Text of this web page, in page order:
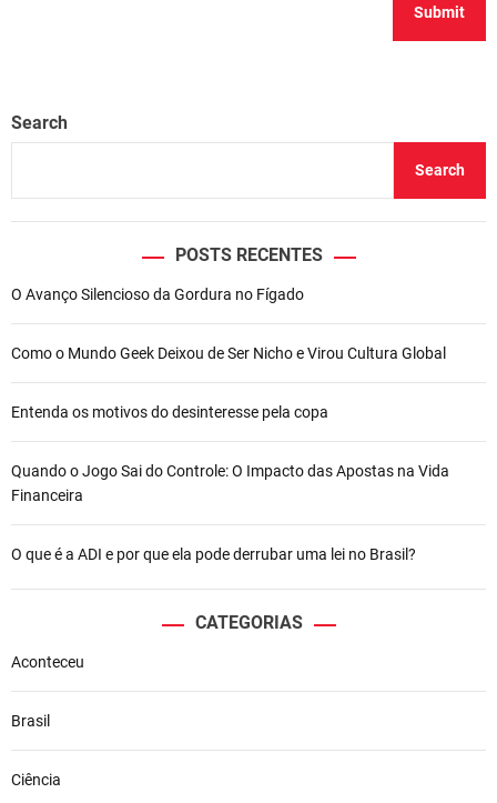
Search
Search
POSTS RECENTES
O Avanço Silencioso da Gordura no Fígado
Como o Mundo Geek Deixou de Ser Nicho e Virou Cultura Global
Entenda os motivos do desinteresse pela copa
Quando o Jogo Sai do Controle: O Impacto das Apostas na Vida
Financeira
O que é a ADI e por que ela pode derrubar uma lei no Brasil?
CATEGORIAS
Aconteceu
Brasil
Ciência